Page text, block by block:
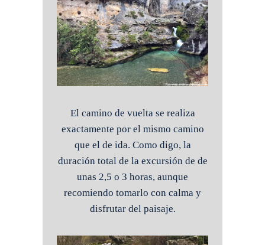
El camino de vuelta se realiza
exactamente por el mismo camino
que el de ida. Como digo, la
duración total de la excursión de de
unas 2,5 o 3 horas, aunque
recomiendo tomarlo con calma y
disfrutar del paisaje.